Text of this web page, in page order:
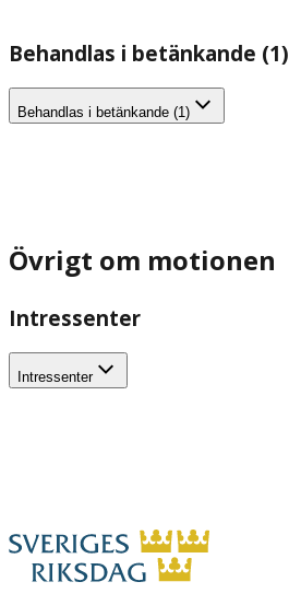
Behandlas i betänkande (1)
Behandlas i betänkande (1)
Övrigt om motionen
Intressenter
Intressenter